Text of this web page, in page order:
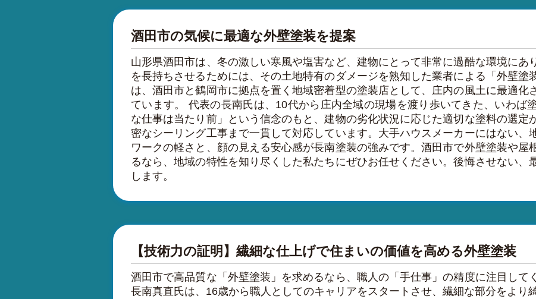
酒田市の気候に最適な外壁塗装を提案
山形県酒田市は、冬の激しい寒風や塩害など、建物にとって非常に過酷な環境にあ
を長持ちさせるためには、その土地特有のダメージを熟知した業者による「外壁塗
は、酒田市と鶴岡市に拠点を置く地域密着型の塗装店として、庄内の風土に最適化
ています。 代表の長南氏は、10代から庄内全域の現場を渡り歩いてきた、いわば
な仕事は当たり前」という信念のもと、建物の劣化状況に応じた適切な塗料の選定
密なシーリング工事まで一貫して対応しています。大手ハウスメーカーにはない、
ワークの軽さと、顔の見える安心感が長南塗装の強みです。酒田市で外壁塗装や屋
るなら、地域の特性を知り尽くした私たちにぜひお任せください。後悔させない、
します。
【技術力の証明】繊細な仕上げで住まいの価値を高める外壁塗装
酒田市で高品質な「外壁塗装」を求めるなら、職人の「手仕事」の精度に注目して
長南真直氏は、16歳から職人としてのキャリアをスタートさせ、繊細な部分をより